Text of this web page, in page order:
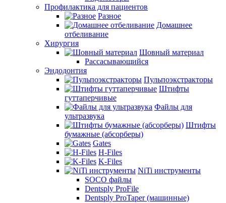
Профилактика для пациентов
Разное
Домашнее
отбеливание
Хирургия
Шовный материал
Рассасывающийся
Эндодонтия
Пульпоэкстракторы
Штифты
гуттаперчивые
Файлы для
ультразвука
Штифты
бумажные (абсорберы)
Gates
H-Files
K-Files
NiTi инструменты
SOCO файлы
Dentsply ProFile
Dentsply ProTaper (машинные)